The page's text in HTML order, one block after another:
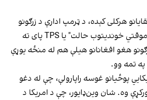
هرکلی کېده، د ټرمپ ادارې د زرګونو
افغان کډوالو لپاره د "موقتي خوندیتوب حالت" یا TPS پای ته
هغو افغانانو هیلې هم له منځه یوړې
په تمه وو.
پوځیانو غوسه راپارولې، چې له دغو
وه. شان وین‌ډایور، چې د امریکا د